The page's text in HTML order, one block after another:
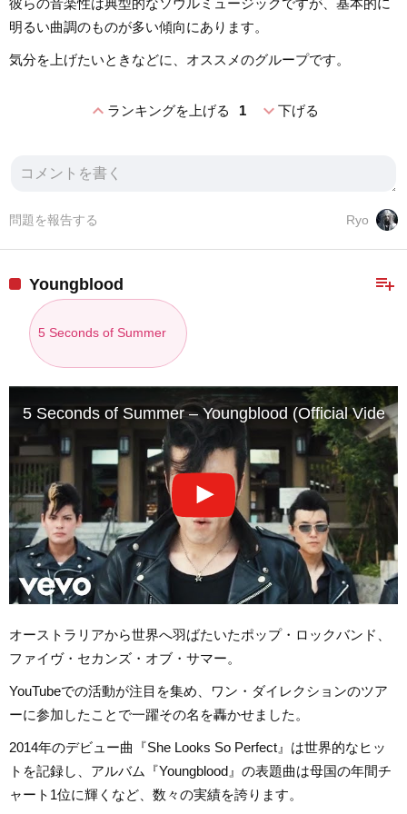
明るい曲調のものが多い傾向にあります。
気分を上げたいときなどに、オススメのグループです。
expand_lessランキングを上げる 1 expand_more下げる
Ryo
問題を報告する
playlist_add
Youngblood
5 Seconds of Summer
5 Seconds of Summer – Youngblood (Official Video)
オーストラリアから世界へ羽ばたいたポップ・ロックバンド、
ファイヴ・セカンズ・オブ・サマー。
YouTubeでの活動が注目を集め、ワン・ダイレクションのツア
ーに参加したことで一躍その名を轟かせました。
2014年のデビュー曲『She Looks So Perfect』は世界的なヒッ
トを記録し、アルバム『Youngblood』の表題曲は母国の年間チ
ャート1位に輝くなど、数々の実績を誇ります。